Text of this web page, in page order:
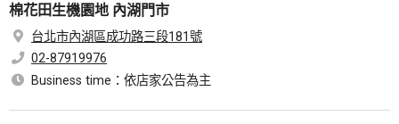
棉花田生機園地 內湖門市
台北市內湖區成功路三段181號
02-87919976
Business time：依店家公告為主